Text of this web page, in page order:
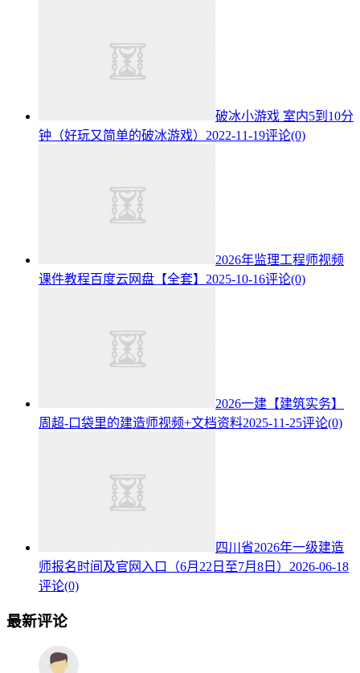
破冰小游戏 室内5到10分
钟（好玩又简单的破冰游戏） 2022-11-19评论(0)
2026年监理工程师视频
课件教程百度云网盘【全套】 2025-10-16评论(0)
2026一建【建筑实务】
周超-口袋里的建造师视频+文档资料2025-11-25评论(0)
四川省2026年一级建造
师报名时间及官网入口（6月22日至7月8日） 2026-06-18
评论(0)
最新评论